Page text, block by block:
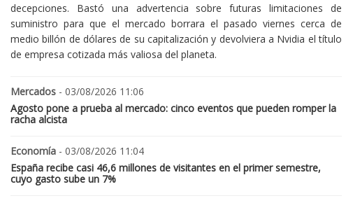
decepciones. Bastó una advertencia sobre futuras limitaciones de
suministro para que el mercado borrara el pasado viernes cerca de
medio billón de dólares de su capitalización y devolviera a Nvidia el título
de empresa cotizada más valiosa del planeta.
Mercados - 03/08/2026 11:06
Agosto pone a prueba al mercado: cinco eventos que pueden romper la
racha alcista
Economía - 03/08/2026 11:04
España recibe casi 46,6 millones de visitantes en el primer semestre,
cuyo gasto sube un 7%